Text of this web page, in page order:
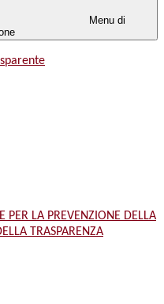
Menu di
PER LA PREVENZIONE DELLA
TRASPARENZA